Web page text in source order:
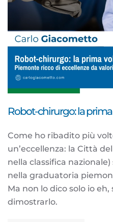
Robot-chirurgo: la prima
Come ho ribadito più
un’eccellenza: la Città
nella classifica
nella graduatoria
Ma non lo dico solo io
dimostrarlo.